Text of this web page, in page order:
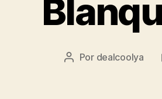
Autor
Por dealcoolya